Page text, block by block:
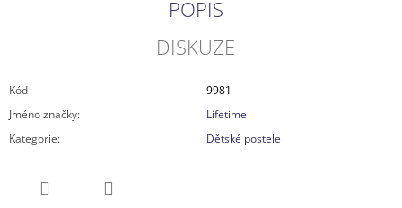
POPIS
DISKUZE
Kód
9981
Jméno značky:
Lifetime
Kategorie: Dětské postele